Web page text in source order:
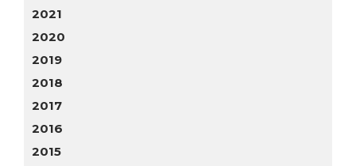
2021
2020
2019
2018
2017
2016
2015